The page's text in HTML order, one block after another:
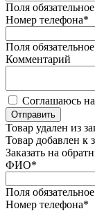
Поля
Номер телефона*
Поля
Комментарий
Соглашаюсь
Отправить
Товар удален из
Товар добавлен к
Заказать на
ФИО*
Поля
Номер телефона*